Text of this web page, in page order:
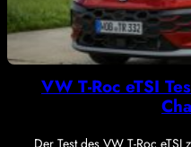
VW T-Roc eTSI